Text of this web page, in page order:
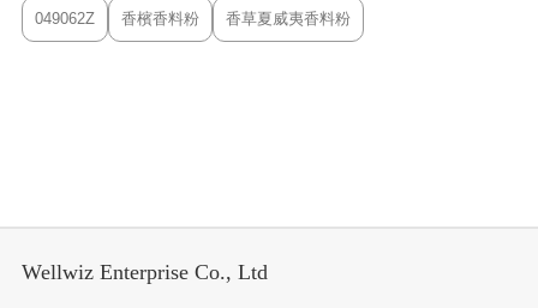
049062Z 香檳香料粉 香草夏威夷香料粉
Wellwiz Enterprise Co., Ltd